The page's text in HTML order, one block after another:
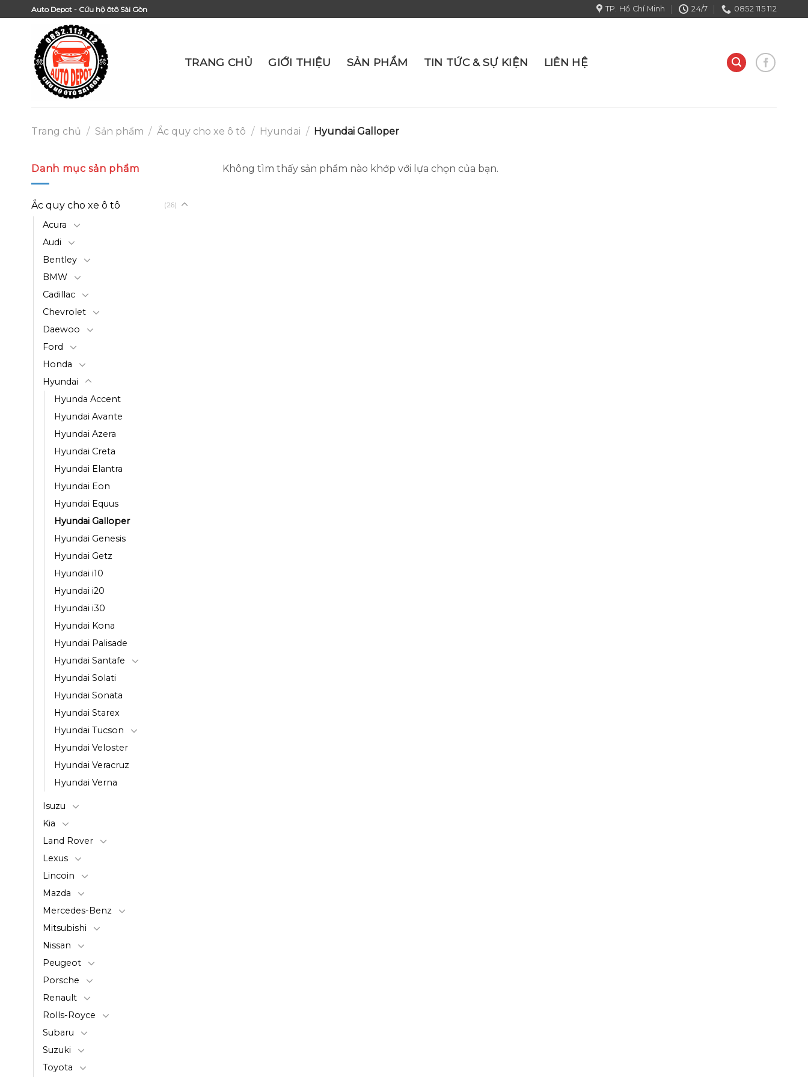
to
Auto Depot - Cứu hộ ôtô Sài Gòn TP. Hồ Chí Minh 24/7 0852 115 112
TRANG CHỦ GIỚI THIỆU SẢN PHẨM TIN TỨC & SỰ KIỆN LIÊN HỆ
Trang chủ / Sản phẩm / Ắc quy cho xe ô tô / Hyundai / Hyundai Galloper
Danh mục sản phẩm
Ắc quy cho xe ô tô (26)
Acura
Audi
Bentley
BMW
Cadillac
Chevrolet
Daewoo
Ford
Honda
Hyundai
Hyunda Accent
Hyundai Avante
Hyundai Azera
Hyundai Creta
Hyundai Elantra
Hyundai Eon
Hyundai Equus
Hyundai Galloper
Hyundai Genesis
Hyundai Getz
Hyundai i10
Hyundai i20
Hyundai i30
Hyundai Kona
Hyundai Palisade
Hyundai Santafe
Hyundai Solati
Hyundai Sonata
Hyundai Starex
Hyundai Tucson
Hyundai Veloster
Hyundai Veracruz
Hyundai Verna
Isuzu
Kia
Land Rover
Lexus
Lincoin
Mazda
Mercedes-Benz
Mitsubishi
Nissan
Peugeot
Porsche
Renault
Rolls-Royce
Subaru
Suzuki
Toyota
Không tìm thấy sản phẩm nào khớp với lựa chọn của bạn.